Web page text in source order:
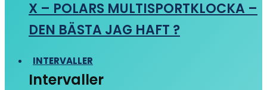
X – POLARS MULTISPORTKLOCKA –
DEN BÄSTA JAG HAFT ?
INTERVALLER
Intervaller